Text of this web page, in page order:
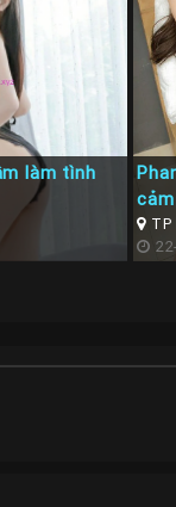
làm tình
cảm